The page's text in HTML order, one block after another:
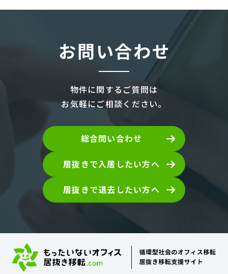
お問い合わせ
物件に関するご質問は
お気軽にご相談ください。
総合問い合わせ
居抜きで入居したい方へ
居抜きで退去したい方へ